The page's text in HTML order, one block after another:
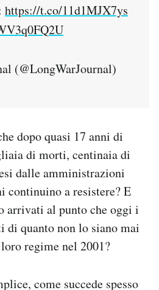
https://t.co/11d1MJX7ys
(@LongWarJournal)
dopo quasi 17 anni di
di morti, centinaia di
dalle amministrazioni
continuino a resistere? E
arrivati al punto che oggi i
di quanto non lo siano mai
regime nel 2001?
come succede spesso